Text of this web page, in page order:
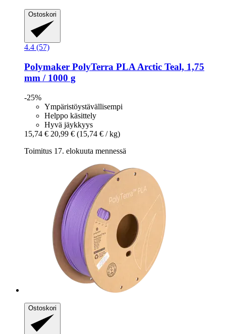
Ostoskori
4.4 (57)
Polymaker PolyTerra PLA Arctic Teal, 1,75
mm / 1000 g
-25%
Ympäristöystävällisempi
Helppo käsittely
Hyvä jäykkyys
15,74 € 20,99 € (15,74 € / kg)
Toimitus 17. elokuuta mennessä
Ostoskori